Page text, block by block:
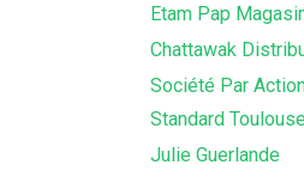
Etam Pap
Chattawak
Société Par
Standard
Julie Guerlande